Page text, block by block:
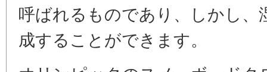
呼ばれるものであり、しかし、
成することができます。